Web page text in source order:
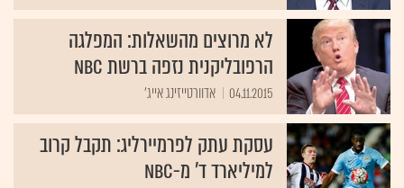
לא מרוצים מהשאלות: המפלגה
הרפובליקנית נזפה ברשת NBC
04.11.2015 אדוורטייזינג אייג'
עסקת עתק לפרמיירליג: תקבל קרוב
למיליארד ד' מ-NBC